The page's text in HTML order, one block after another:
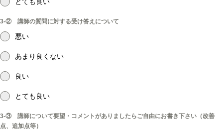
3-② 講師の質問に対する受け答えについて
悪い
あまり良くない
良い
とても良い
3-③ 講師について要望・コメントがありましたらご自由にお書き下さい（改善
点、追加点等）